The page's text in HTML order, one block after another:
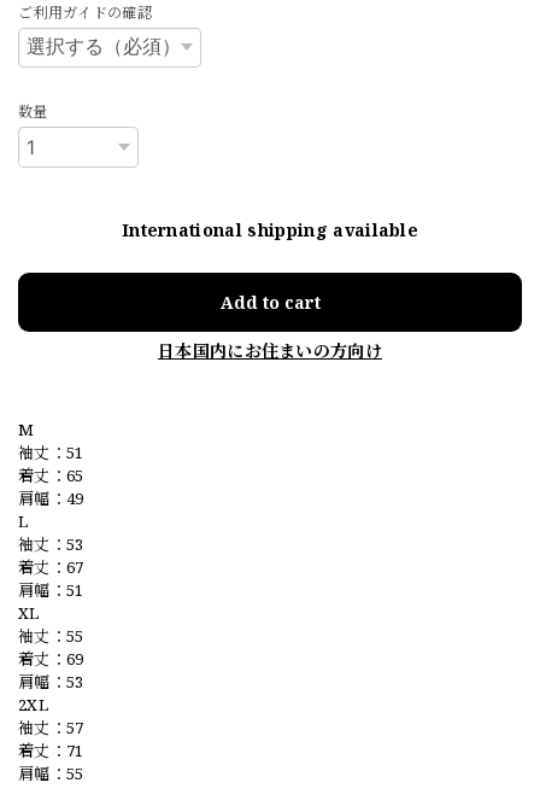
ご利用ガイドの確認
数量
International shipping available
Add to cart
日本国内にお住まいの方向け
M
袖丈：51
着丈：65
肩幅：49
L
袖丈：53
着丈：67
肩幅：51
XL
袖丈：55
着丈：69
肩幅：53
2XL
袖丈：57
着丈：71
肩幅：55